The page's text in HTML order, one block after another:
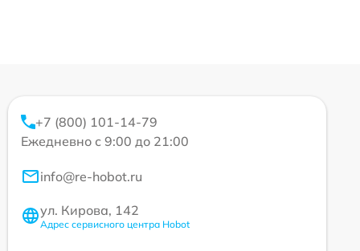
+7 (800) 101-14-79
Ежедневно с 9:00 до 21:00
info@re-hobot.ru
ул. Кирова, 142
Адрес сервисного центра Hobot